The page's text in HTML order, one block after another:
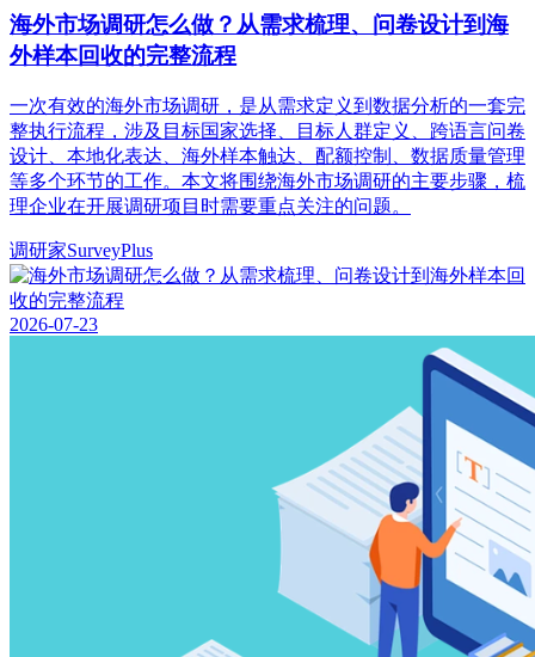
海外市场调研怎么做？从需求梳理、问卷设计到海
外样本回收的完整流程
一次有效的海外市场调研，是从需求定义到数据分析的一套完
整执行流程，涉及目标国家选择、目标人群定义、跨语言问卷
设计、本地化表达、海外样本触达、配额控制、数据质量管理
等多个环节的工作。本文将围绕海外市场调研的主要步骤，梳
理企业在开展调研项目时需要重点关注的问题。
调研家SurveyPlus
2026-07-23